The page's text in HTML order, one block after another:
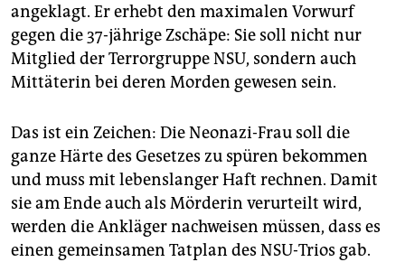
angeklagt. Er erhebt den maximalen Vorwurf
gegen die 37-jährige Zschäpe: Sie soll nicht nur
Mitglied der Terrorgruppe NSU, sondern auch
Mittäterin bei deren Morden gewesen sein.
Das ist ein Zeichen: Die Neonazi-Frau soll die
ganze Härte des Gesetzes zu spüren bekommen
und muss mit lebenslanger Haft rechnen. Damit
sie am Ende auch als Mörderin verurteilt wird,
werden die Ankläger nachweisen müssen, dass es
einen gemeinsamen Tatplan des NSU-Trios gab.